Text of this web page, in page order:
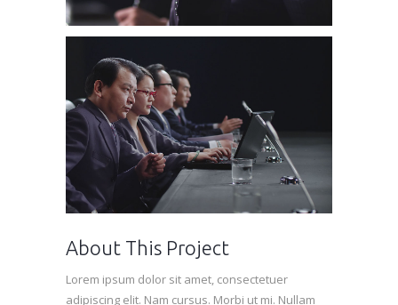
About This Project
Lorem ipsum dolor sit amet, consectetuer
adipiscing elit. Nam cursus. Morbi ut mi. Nullam